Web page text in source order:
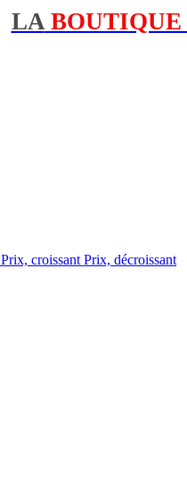
LABOUTIQUE
Prix, croissant Prix, décroissant